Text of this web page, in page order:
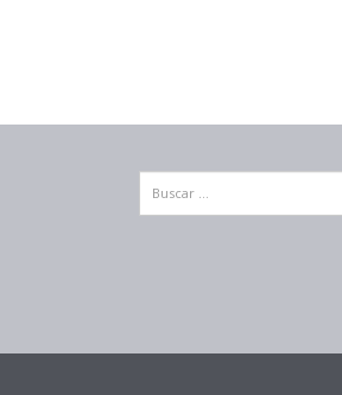
Buscar